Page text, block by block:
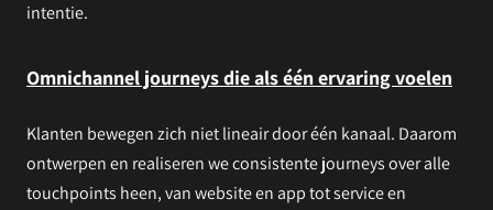
intentie.
Omnichannel journeys die als één ervaring voelen
Klanten bewegen zich niet lineair door één kanaal. Daarom
ontwerpen en realiseren we consistente journeys over alle
touchpoints heen, van website en app tot service en